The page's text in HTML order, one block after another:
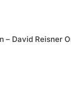
– David Reisner